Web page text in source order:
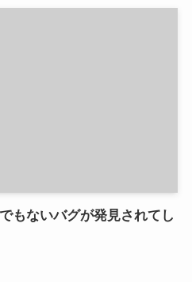
もないバグが発見されてし